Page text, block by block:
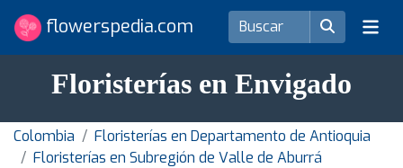
flowerspedia.com
Floristerías en Envigado
Colombia
Floristerías en Departamento de Antioquia
Floristerías en Subregión de Valle de Aburrá